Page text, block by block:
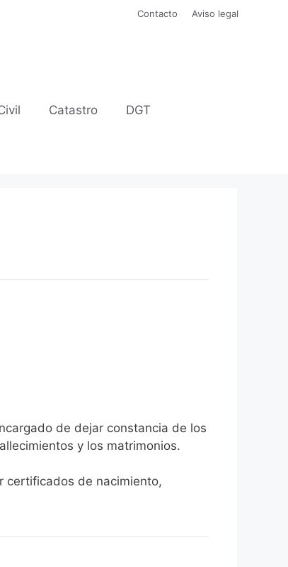
Contacto Aviso legal
Catastro DGT
de dejar constancia de los
y los matrimonios.
certificados de nacimiento,